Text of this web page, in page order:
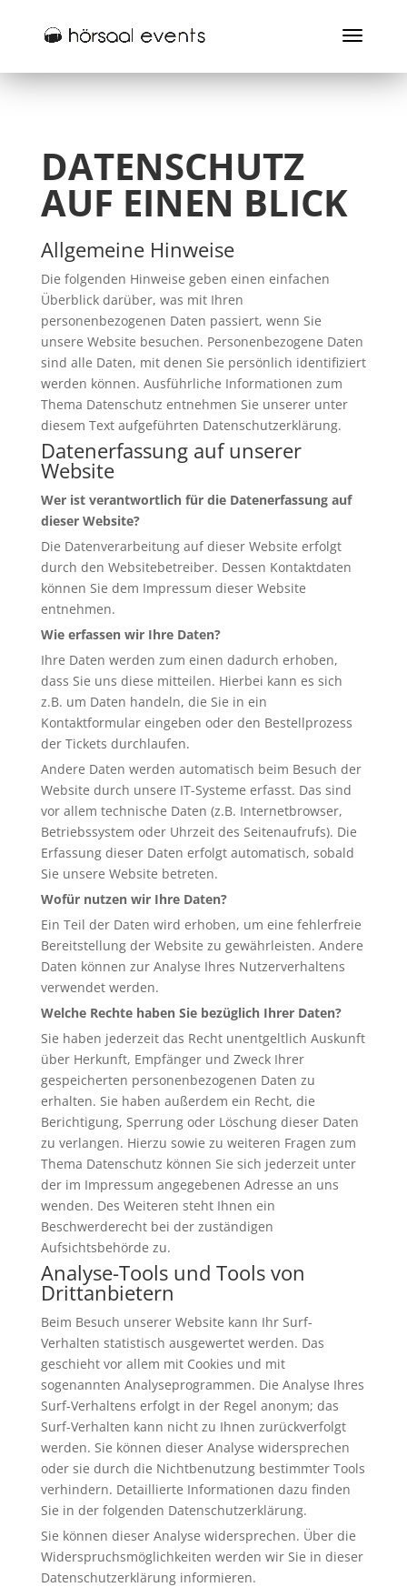
DATENSCHUTZ
AUF EINEN BLICK
Allgemeine Hinweise
Die folgenden Hinweise geben einen einfachen
Überblick darüber, was mit Ihren
personenbezogenen Daten passiert, wenn Sie
unsere Website besuchen. Personenbezogene Daten
sind alle Daten, mit denen Sie persönlich identifiziert
werden können. Ausführliche Informationen zum
Thema Datenschutz entnehmen Sie unserer unter
diesem Text aufgeführten Datenschutzerklärung.
Datenerfassung auf unserer
Website
Wer ist verantwortlich für die Datenerfassung auf
dieser Website?
Die Datenverarbeitung auf dieser Website erfolgt
durch den Websitebetreiber. Dessen Kontaktdaten
können Sie dem Impressum dieser Website
entnehmen.
Wie erfassen wir Ihre Daten?
Ihre Daten werden zum einen dadurch erhoben,
dass Sie uns diese mitteilen. Hierbei kann es sich
z.B. um Daten handeln, die Sie in ein
Kontaktformular eingeben oder den Bestellprozess
der Tickets durchlaufen.
Andere Daten werden automatisch beim Besuch der
Website durch unsere IT-Systeme erfasst. Das sind
vor allem technische Daten (z.B. Internetbrowser,
Betriebssystem oder Uhrzeit des Seitenaufrufs). Die
Erfassung dieser Daten erfolgt automatisch, sobald
Sie unsere Website betreten.
Wofür nutzen wir Ihre Daten?
Ein Teil der Daten wird erhoben, um eine fehlerfreie
Bereitstellung der Website zu gewährleisten. Andere
Daten können zur Analyse Ihres Nutzerverhaltens
verwendet werden.
Welche Rechte haben Sie bezüglich Ihrer Daten?
Sie haben jederzeit das Recht unentgeltlich Auskunft
über Herkunft, Empfänger und Zweck Ihrer
gespeicherten personenbezogenen Daten zu
erhalten. Sie haben außerdem ein Recht, die
Berichtigung, Sperrung oder Löschung dieser Daten
zu verlangen. Hierzu sowie zu weiteren Fragen zum
Thema Datenschutz können Sie sich jederzeit unter
der im Impressum angegebenen Adresse an uns
wenden. Des Weiteren steht Ihnen ein
Beschwerderecht bei der zuständigen
Aufsichtsbehörde zu.
Analyse-Tools und Tools von
Drittanbietern
Beim Besuch unserer Website kann Ihr Surf-
Verhalten statistisch ausgewertet werden. Das
geschieht vor allem mit Cookies und mit
sogenannten Analyseprogrammen. Die Analyse Ihres
Surf-Verhaltens erfolgt in der Regel anonym; das
Surf-Verhalten kann nicht zu Ihnen zurückverfolgt
werden. Sie können dieser Analyse widersprechen
oder sie durch die Nichtbenutzung bestimmter Tools
verhindern. Detaillierte Informationen dazu finden
Sie in der folgenden Datenschutzerklärung.
Sie können dieser Analyse widersprechen. Über die
Widerspruchsmöglichkeiten werden wir Sie in dieser
Datenschutzerklärung informieren.